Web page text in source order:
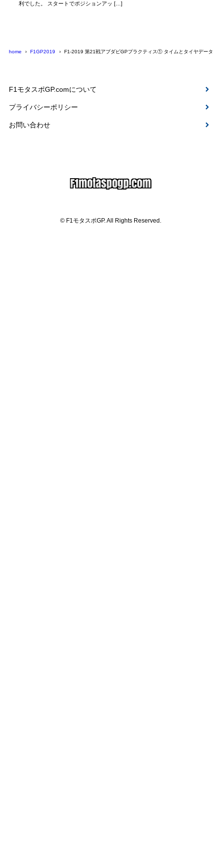
利でした。 スタートでポジションアッ […]
home F1GP2019 F1-2019 第21戦アブダビGPプラクティス① タイムとタイヤデータ
F1モタスポGP.comについて
プライバシーポリシー
お問い合わせ
© F1モタスポGP. All Rights Reserved.